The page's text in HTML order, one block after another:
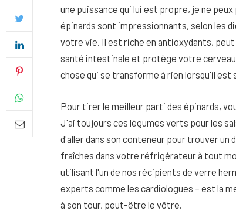
une puissance qui lui est propre, je ne
épinards sont impressionnants, selon les
votre vie. Il est riche en antioxydants, peut
santé intestinale et protège votre cerveau
chose qui se transforme à rien lorsqu'il est
Pour tirer le meilleur parti des épinards,
J'ai toujours ces légumes verts pour les
d'aller dans son conteneur pour trouver
fraîches dans votre réfrigérateur à tout
utilisant l'un de nos récipients de verre
experts comme les cardiologues – est la
à son tour, peut-être le vôtre.
Quel soin adopter pour
uniforme et lumineuse
26 NOVEMBRE 2025